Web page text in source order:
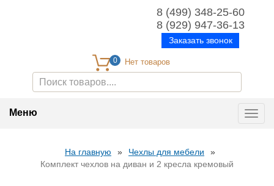
0
8 (499) 348-25-60
8 (929) 947-36-13
Заказать звонок
Меню
На главную » Чехлы для мебели
»
Комплект чехлов на диван и 2 кресла кремовый